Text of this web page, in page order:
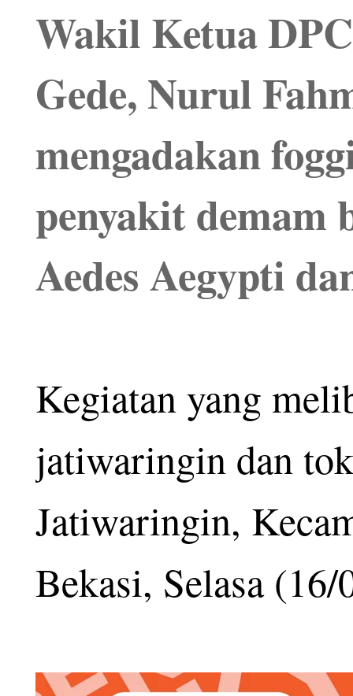
Wakil Ketua
Gede, Nurul
mengadakan
penyakit demam
Aedes Aegypti
Kegiatan yang
jatiwaringin dan
Jatiwaringin,
Bekasi, Selasa